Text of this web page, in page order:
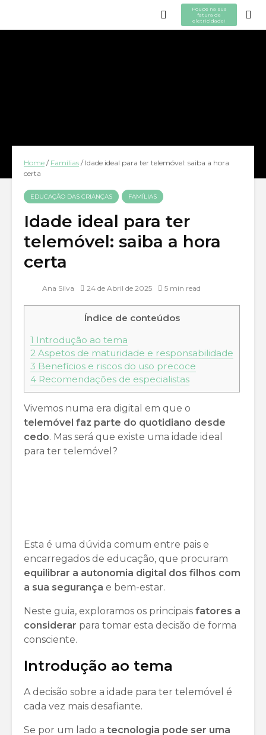
Poupe na sua
fatura de
eletricidade!
Home / Famílias / Idade ideal para ter telemóvel: saiba a hora
certa
EDUCAÇÃO DAS CRIANÇAS FAMÍLIAS
Idade ideal para ter
telemóvel: saiba a hora
certa
Ana Silva 24 de Abril de 2025 5 min read
Índice de conteúdos
1 Introdução ao tema
2 Aspetos de maturidade e responsabilidade
3 Benefícios e riscos do uso precoce
4 Recomendações de especialistas
Vivemos numa era digital em que o
telemóvel faz parte do quotidiano desde
cedo. Mas será que existe uma idade ideal
para ter telemóvel?
Esta é uma dúvida comum entre pais e
encarregados de educação, que procuram
equilibrar a autonomia digital dos filhos com
a sua segurança e bem-estar.
Neste guia, exploramos os principais fatores a
considerar para tomar esta decisão de forma
consciente.
Introdução ao tema
A decisão sobre a idade para ter telemóvel é
cada vez mais desafiante.
Se por um lado a tecnologia pode ser uma